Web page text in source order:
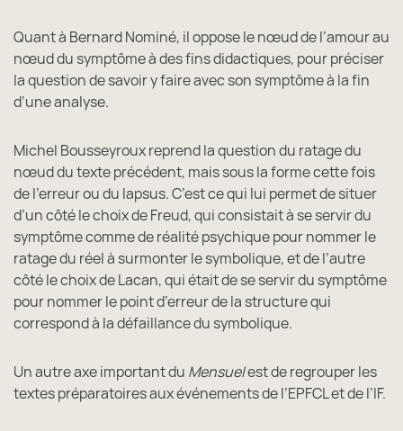
Quant à Bernard Nominé, il oppose le nœud de l’amour au
nœud du symptôme à des fins didactiques, pour préciser
la question de savoir y faire avec son symptôme à la fin
d’une analyse.
Michel Bousseyroux reprend la question du ratage du
nœud du texte précédent, mais sous la forme cette fois
de l’erreur ou du lapsus. C’est ce qui lui permet de situer
d’un côté le choix de Freud, qui consistait à se servir du
symptôme comme de réalité psychique pour nommer le
ratage du réel à surmonter le symbolique, et de l’autre
côté le choix de Lacan, qui était de se servir du symptôme
pour nommer le point d’erreur de la structure qui
correspond à la défaillance du symbolique.
Un autre axe important du Mensuelest de regrouper les
textes préparatoires aux événements de l’EPFCL et de l’IF.